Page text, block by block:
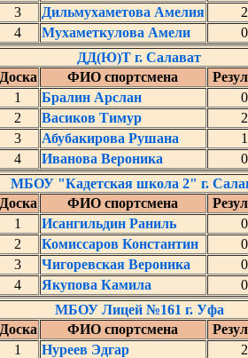
3
Дильмухаметова Амелия
2
4
Мухаметкулова Амели 0
ДД(Ю)Т г. Салават
Доска
ФИО спортсмена
1
Бралин Арслан
0
2
Васиков Тимур
2
3
Абубакирова Рушана
1
4
Иванова Вероника 0
МБОУ "Кадетская школа 2" г.
Доска
ФИО спортсмена
1
Исангильдин Раниль
0
2
Комиссаров Константин
0
3
Чигоревская Вероника
0
4
Якупова Камила 0
МБОУ Лицей №161 г. Уфа
Доска
ФИО спортсмена
1
Нуреев Эдгар
2